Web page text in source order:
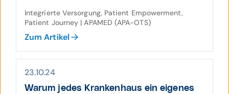
Integrierte Versorgung, Patient Empowerment,
Patient Journey | APAMED (APA-OTS)
Zum Artikel
23.10.24
Warum jedes Kranken­haus ein eigenes